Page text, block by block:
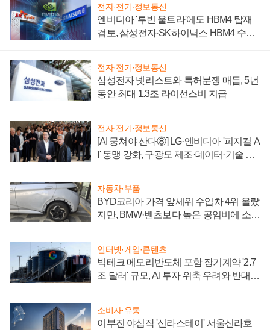
전자·전기·정보통신
엔비디아 '루빈 울트라'에도 HBM4 탑재
검토, 삼성전자·SK하이닉스 HBM4 수율
전자·전기·정보통신
삼성전자 넷리스트와 특허분쟁 매듭, 5년
동안 최대 1.3조 라이선스비 지급
전자·전기·정보통신
[AI 뭉쳐야 산다⑧] LG·엔비디아 '피지컬 A
I' 동맹 강화, 구광모 제조·데이터·기술 결
자동차·부품
BYD코리아 가격 앞세워 수입차 4위 올랐
지만, BMW·벤츠보다 높은 공임비에 소비
인터넷·게임·콘텐츠
빅테크 메모리반도체 포함 장기계약 '2.7
조 달러' 규모, AI 투자 위축 우려와 반대
소비자·유통
이부진 야심작 '신라스테이' 서울신라호